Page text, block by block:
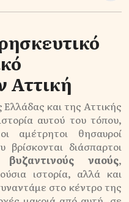
Αττική
και της Αττικής
αυτού του τόπου,
αμέτρητοι θησαυροί
βρίσκονται διάσπαρτοι
βυζαντινούς ναούς,
ιστορία, αλλά και
στο κέντρο της